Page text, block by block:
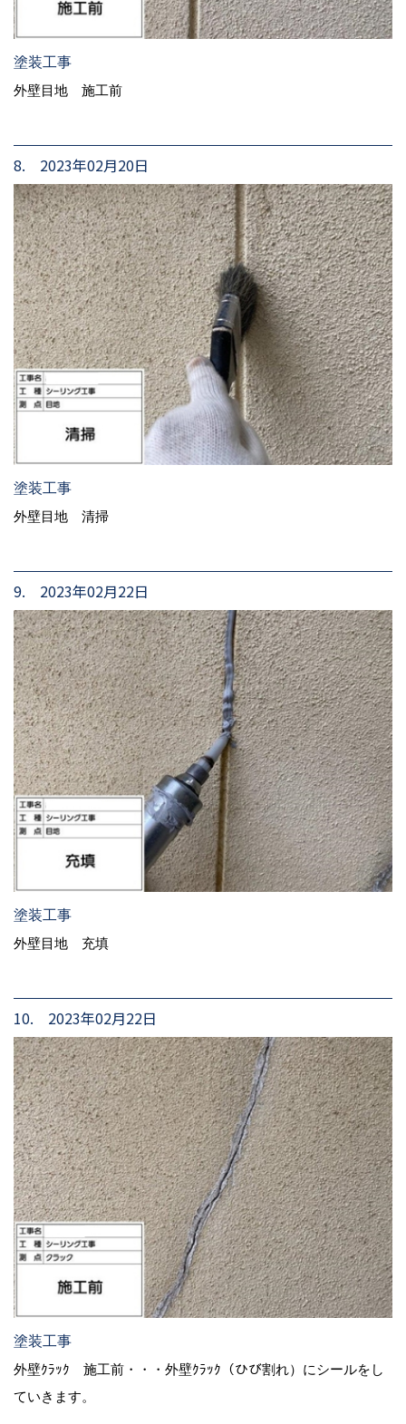
塗装工事
外壁目地 施工前
8. 2023年02月20日
塗装工事
外壁目地 清掃
9. 2023年02月22日
塗装工事
外壁目地 充填
10. 2023年02月22日
塗装工事
外壁ｸﾗｯｸ 施工前・・・外壁ｸﾗｯｸ（ひび割れ）にシールをし
ていきます。